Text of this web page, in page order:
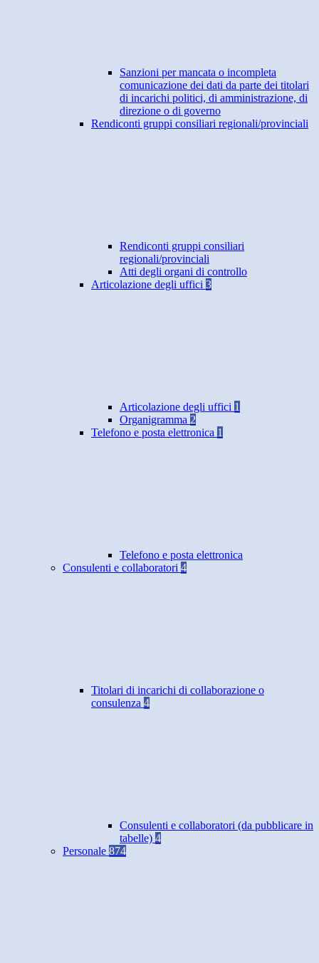
Sanzioni per mancata o incompleta
comunicazione dei dati da parte dei titolari
di incarichi politici, di amministrazione, di
direzione o di governo
Rendiconti gruppi consiliari regionali/provinciali
Rendiconti gruppi consiliari
regionali/provinciali
Atti degli organi di controllo
Articolazione degli uffici 3
Articolazione degli uffici 1
Organigramma 2
Telefono e posta elettronica 1
Telefono e posta elettronica
Consulenti e collaboratori 4
Titolari di incarichi di collaborazione o
consulenza 4
Consulenti e collaboratori (da pubblicare in
tabelle) 4
Personale 874